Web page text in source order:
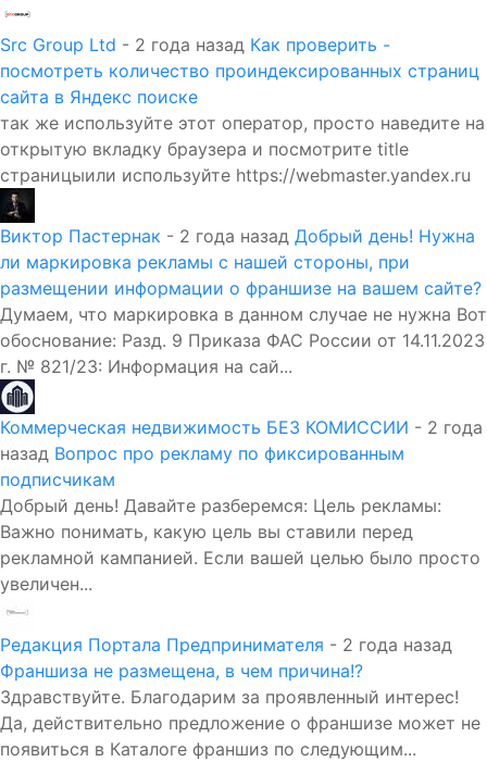
Src Group Ltd - 2 года назад Как проверить -
посмотреть количество проиндексированных страниц
сайта в Яндекс поиске
так же используйте этот оператор, просто наведите на
открытую вкладку браузера и посмотрите title
страницыили используйте https://webmaster.yandex.ru
Виктор Пастернак - 2 года назад Добрый день! Нужна
ли маркировка рекламы с нашей стороны, при
размещении информации о франшизе на вашем сайте?
Думаем, что маркировка в данном случае не нужна Вот
обоснование: Разд. 9 Приказа ФАС России от 14.11.2023
г. № 821/23: Информация на сай...
Коммерческая недвижимость БЕЗ КОМИССИИ - 2 года
назад Вопрос про рекламу по фиксированным
подписчикам
Добрый день! Давайте разберемся: Цель рекламы:
Важно понимать, какую цель вы ставили перед
рекламной кампанией. Если вашей целью было просто
увеличен...
Редакция Портала Предпринимателя - 2 года назад
Франшиза не размещена, в чем причина!?
Здравствуйте. Благодарим за проявленный интерес!
Да, действительно предложение о франшизе может не
появиться в Каталоге франшиз по следующим...